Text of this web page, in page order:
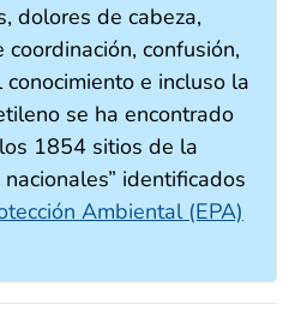
dolores de cabeza,
confusión,
e incluso la
se ha encontrado
1854 sitios de la
identificados
Ambiental (EPA)